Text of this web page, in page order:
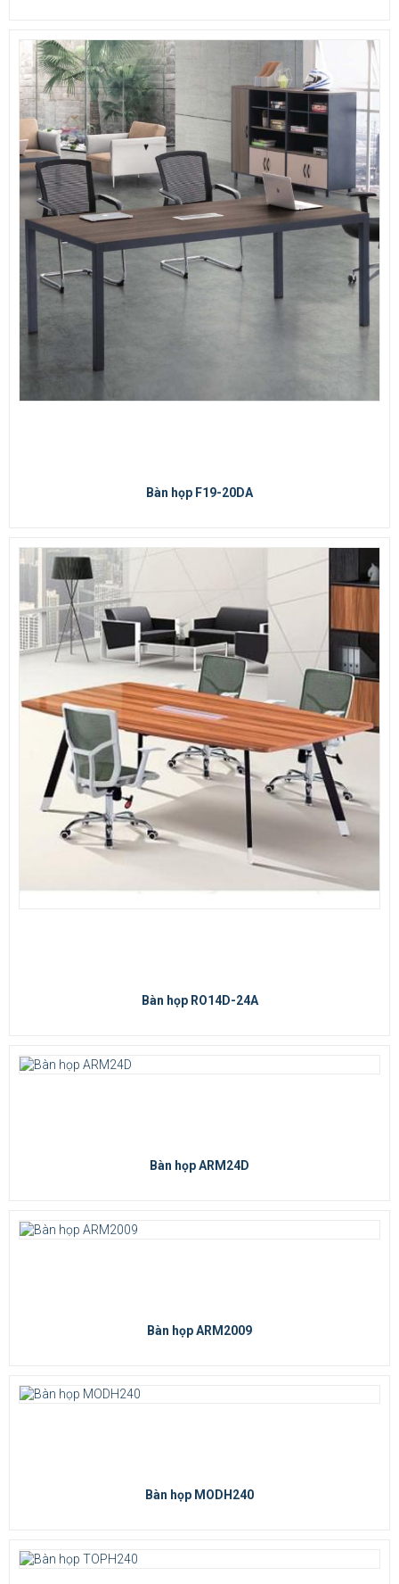
Bàn họp F19-20DA
Bàn họp RO14D-24A
Bàn họp ARM24D
Bàn họp ARM2009
Bàn họp MODH240